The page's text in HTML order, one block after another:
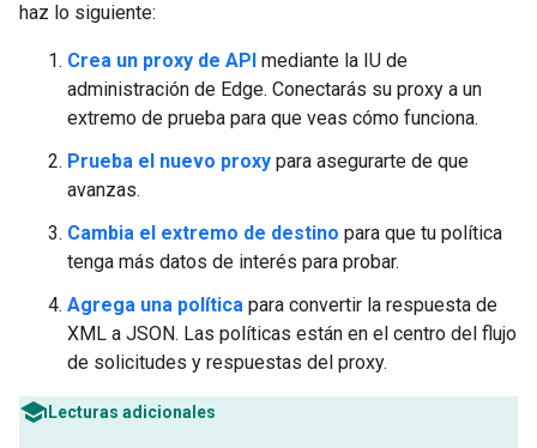
haz lo siguiente:
Crea un proxy de API mediante la IU de
administración de Edge. Conectarás su proxy a un
extremo de prueba para que veas cómo funciona.
Prueba el nuevo proxy para asegurarte de que
avanzas.
Cambia el extremo de destino para que tu política
tenga más datos de interés para probar.
Agrega una política para convertir la respuesta de
XML a JSON. Las políticas están en el centro del flujo
de solicitudes y respuestas del proxy.
Lecturas adicionales